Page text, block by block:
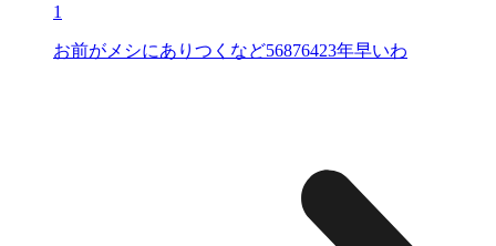
1
お前がメシにありつくなど56876423年早いわ